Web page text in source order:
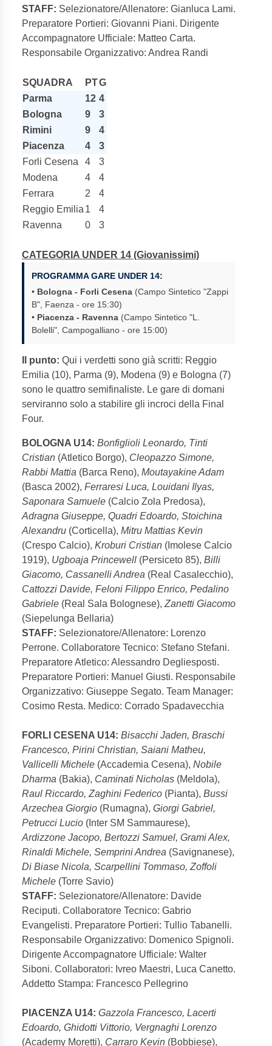
STAFF: Selezionatore/Allenatore: Gianluca Lami.
Preparatore Portieri: Giovanni Piani. Dirigente
Accompagnatore Ufficiale: Matteo Carta.
Responsabile Organizzativo: Andrea Randi
SQUADRA PTG
Parma
12 4
Bologna
9
3
Rimini
9
4
Piacenza
4
3
Forli Cesena
4
3
Modena
4
4
Ferrara
2
4
Reggio Emilia 1
4
Ravenna
0 3
CATEGORIA UNDER 14 (Giovanissimi)
PROGRAMMA GARE UNDER 14:
• Bologna - Forli Cesena (Campo Sintetico "Zappi
B", Faenza - ore 15:30)
• Piacenza - Ravenna (Campo Sintetico "L.
Bolelli", Campogalliano - ore 15:00)
Il punto: Qui i verdetti sono già scritti: Reggio
Emilia (10), Parma (9), Modena (9) e Bologna (7)
sono le quattro semifinaliste. Le gare di domani
serviranno solo a stabilire gli incroci della Final
Four.
BOLOGNA U14: Bonfiglioli Leonardo, Tinti
Cristian (Atletico Borgo), Cleopazzo Simone,
Rabbi Mattia (Barca Reno), Moutayakine Adam
(Basca 2002), Ferraresi Luca, Louidani Ilyas,
Saponara Samuele (Calcio Zola Predosa),
Adragna Giuseppe, Quadri Edoardo, Stoichina
Alexandru (Corticella), Mitru Mattias Kevin
(Crespo Calcio), Kroburi Cristian (Imolese Calcio
1919), Ugboaja Princewell (Persiceto 85), Billi
Giacomo, Cassanelli Andrea (Real Casalecchio),
Cattozzi Davide, Feloni Filippo Enrico, Pedalino
Gabriele (Real Sala Bolognese), Zanetti Giacomo
(Siepelunga Bellaria)
STAFF: Selezionatore/Allenatore: Lorenzo
Perrone. Collaboratore Tecnico: Stefano Stefani.
Preparatore Atletico: Alessandro Degliesposti.
Preparatore Portieri: Manuel Giusti. Responsabile
Organizzativo: Giuseppe Segato. Team Manager:
Cosimo Resta. Medico: Corrado Spadavecchia
FORLI CESENA U14: Bisacchi Jaden, Braschi
Francesco, Pirini Christian, Saiani Matheu,
Vallicelli Michele (Accademia Cesena), Nobile
Dharma (Bakia), Caminati Nicholas (Meldola),
Raul Riccardo, Zaghini Federico (Pianta), Bussi
Arzechea Giorgio (Rumagna), Giorgi Gabriel,
Petrucci Lucio (Inter SM Sammaurese),
Ardizzone Jacopo, Bertozzi Samuel, Grami Alex,
Rinaldi Michele, Semprini Andrea (Savignanese),
Di Biase Nicola, Scarpellini Tommaso, Zoffoli
Michele (Torre Savio)
STAFF: Selezionatore/Allenatore: Davide
Reciputi. Collaboratore Tecnico: Gabrio
Evangelisti. Preparatore Portieri: Tullio Tabanelli.
Responsabile Organizzativo: Domenico Spignoli.
Dirigente Accompagnatore Ufficiale: Walter
Siboni. Collaboratori: Ivreo Maestri, Luca Canetto.
Addetto Stampa: Francesco Pellegrino
PIACENZA U14: Gazzola Francesco, Lacerti
Edoardo, Ghidotti Vittorio, Vergnaghi Lorenzo
(Academy Moretti), Carraro Kevin (Bobbiese),